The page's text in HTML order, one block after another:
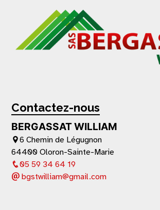
Contactez-nous
BERGASSAT WILLIAM
6 Chemin de Légugnon
64400 Oloron-Sainte-Marie
05 59 34 64 19
bgstwilliam@gmail.com